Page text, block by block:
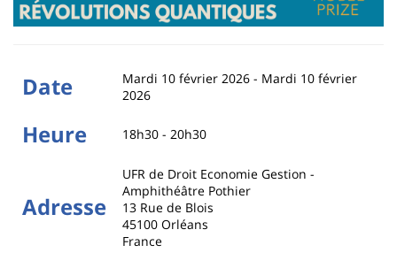
Date Mardi 10 février 2026 - Mardi 10 février
2026
Heure 18h30 - 20h30
Adresse
UFR de Droit Economie Gestion -
Amphithéâtre Pothier
13 Rue de Blois
45100 Orléans
France